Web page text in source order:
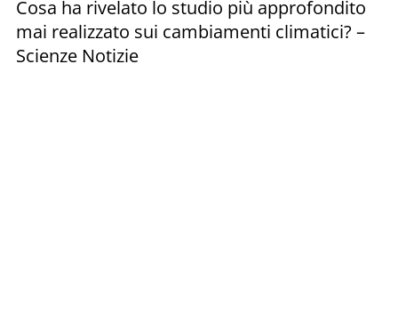
Cosa ha rivelato lo studio più approfondito
mai realizzato sui cambiamenti climatici? –
Scienze Notizie